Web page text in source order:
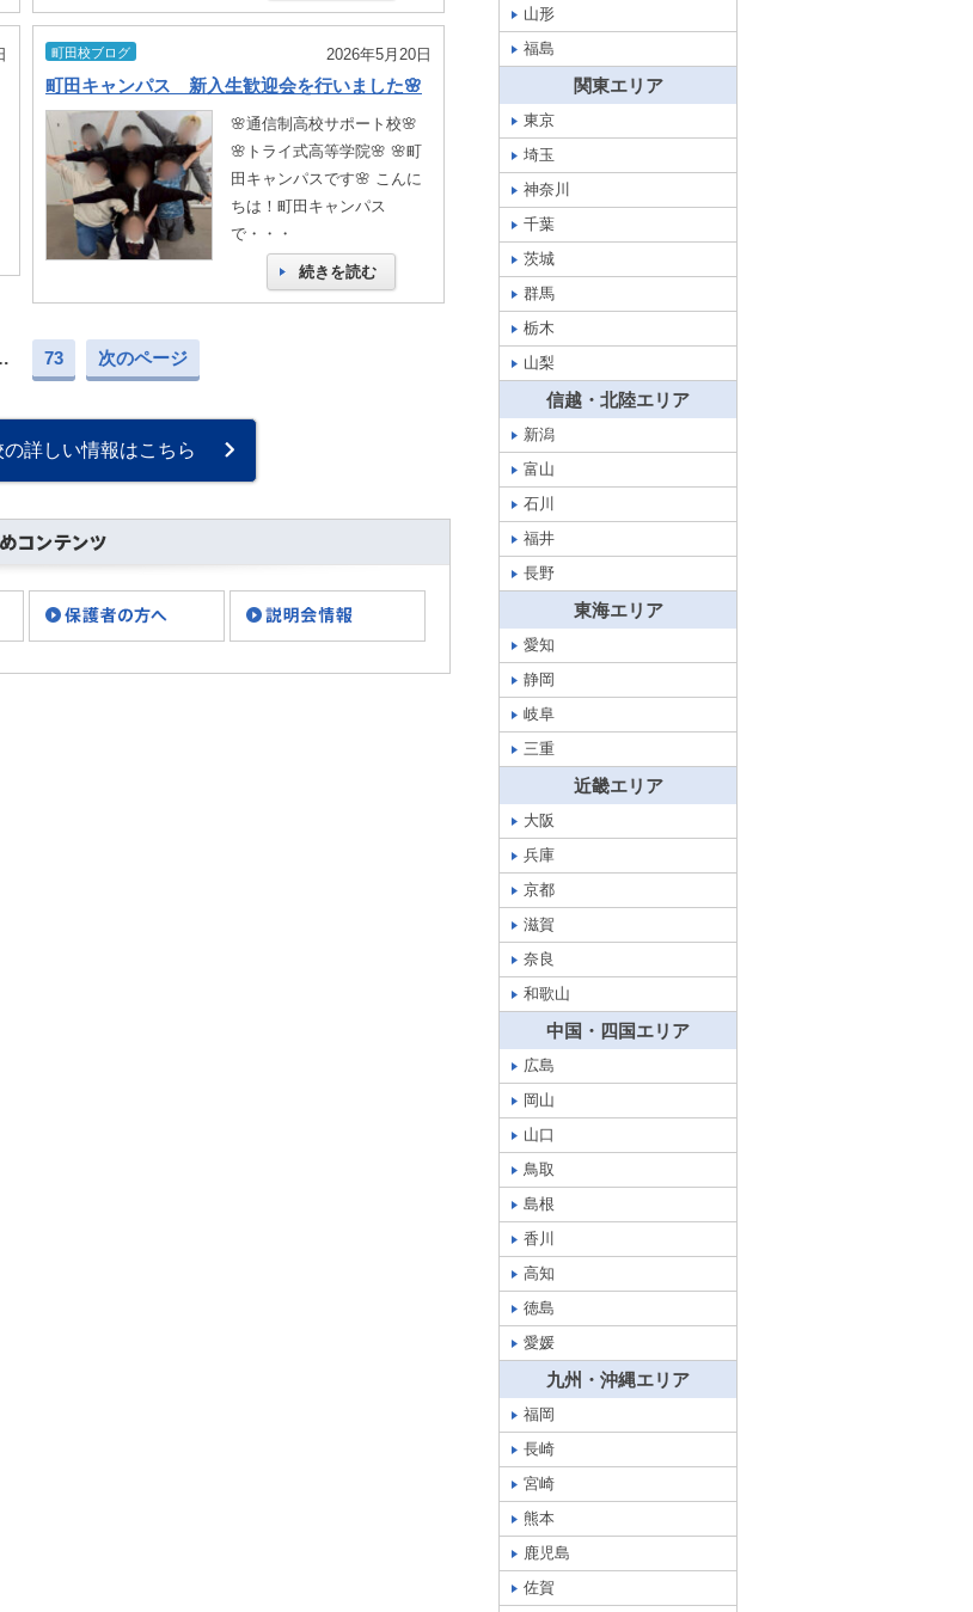
町田校ブログ 2026年5月20日
町田キャンパス 新入生歓迎会を行いました🌸
🌸通信制高校サポート校🌸
🌸トライ式高等学院🌸 🌸町
田キャンパスです🌸 こんに
ちは！町田キャンパス
で・・・
続きを読む
73 次のページ
詳しい情報はこちら
山形
福島
関東エリア
東京
埼玉
神奈川
千葉
茨城
群馬
栃木
山梨
信越・北陸エリア
新潟
富山
石川
福井
長野
東海エリア
愛知
静岡
岐阜
三重
近畿エリア
大阪
兵庫
京都
滋賀
奈良
和歌山
中国・四国エリア
広島
岡山
山口
鳥取
島根
香川
高知
徳島
愛媛
九州・沖縄エリア
福岡
長崎
宮崎
熊本
鹿児島
佐賀